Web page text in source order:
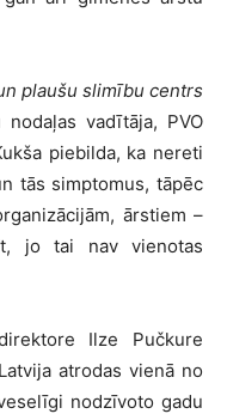
plaušu slimību centrs
vadītāja, PVO
piebilda, ka nereti
tās simptomus, tāpēc
ārstiem –
jo tai nav vienotas
Ilze Pučkure
atrodas vienā no
nodzīvoto gadu